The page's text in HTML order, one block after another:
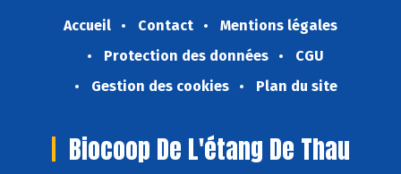
Accueil Contact
Mentions légales
Protection des données
CGU
Gestion des cookies
Plan du site
Biocoop De L'étang De Thau